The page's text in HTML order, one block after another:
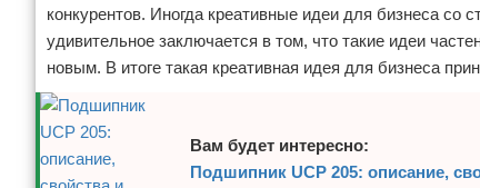
конкурентов. Иногда креативные идеи для бизнеса
удивительное заключается в том, что такие идеи
новым. В итоге такая креативная идея для бизнеса
Вам будет интересно:
Подшипник UCP 205: описание,